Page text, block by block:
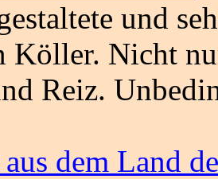
und
Köller. Nicht
Reiz.
dem Land